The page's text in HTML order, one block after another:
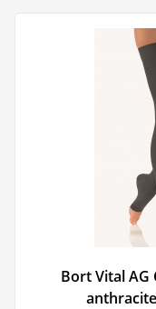
Bort Vital AG